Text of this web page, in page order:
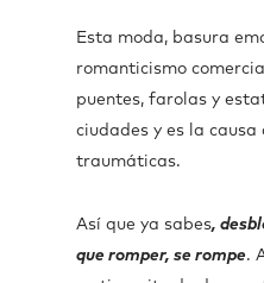
Esta moda, basura
romanticismo
puentes, farolas y
ciudades y es la
traumáticas.
Así que ya sabes,
que romper, se rompe.